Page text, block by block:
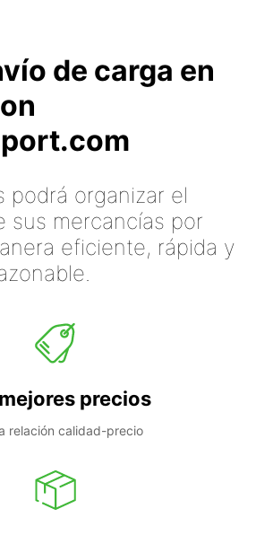
de carga en
podrá organizar el
sus mercancías por
eficiente, rápida y
precios
relación calidad-precio